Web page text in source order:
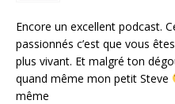
Encore un excellent podcast.
passionnés c’est que vous
plus vivant. Et malgré ton
quand même mon petit Steve
même